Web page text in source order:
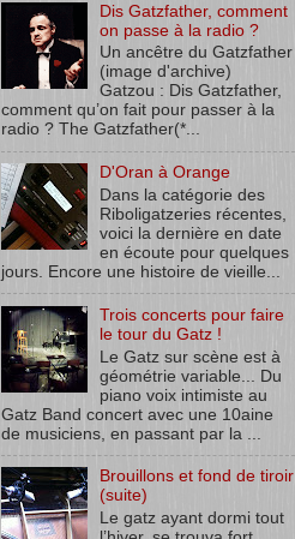
Dis Gatzfather, comment
on passe à la radio ?
Un ancêtre du Gatzfather
(image d'archive)
Gatzou : Dis Gatzfather,
comment qu’on fait pour passer à la
radio ? The Gatzfather(*...
D'Oran à Orange
Dans la catégorie des
Riboligatzeries récentes,
voici la dernière en date
en écoute pour quelques
jours. Encore une histoire de vieille...
Trois concerts pour faire
le tour du Gatz !
Le Gatz sur scène est à
géométrie variable... Du
piano voix intimiste au
Gatz Band concert avec une 10aine
de musiciens, en passant par la ...
Brouillons et fond de tiroir
(suite)
Le gatz ayant dormi tout